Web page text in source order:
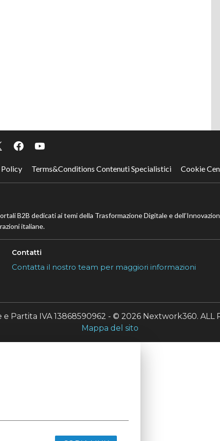
Terms&Conditions Contenuti Specialistici Cookie
B2B dedicati ai temi della Trasformazione Digitale e
italiane.
Contatti
Contatta il nostro team per maggiori informazioni
Partita IVA 13868590962 - © 2026 Nextwork360. ALL
Mappa del sito